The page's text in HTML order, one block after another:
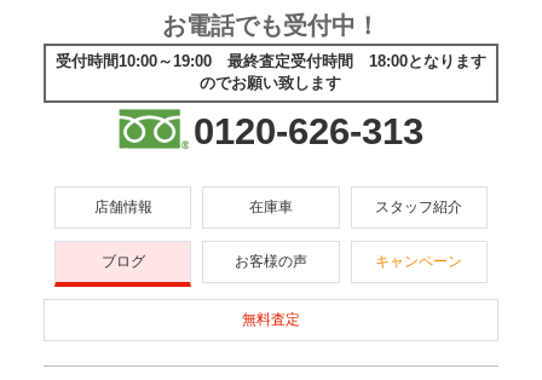
お電話でも受付中！
受付時間10:00～19:00 最終査定受付時間 18:00となります
のでお願い致します
0120-626-313
店舗情報 在庫車 スタッフ紹介
ブログ お客様の声 キャンペーン
無料査定